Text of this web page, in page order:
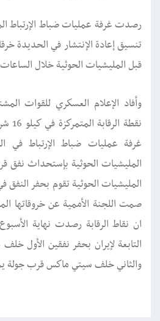
رصدت غرفة عمليات ضباط الإرتباط
تنسيق إعادة الإنتشار في الحديدة
قبل المليشيات الحوثية خلال
وأفاد الإعلام العسكري للقوات
نقطة
غرفة عمليات ضباط الإرتباط في
المليشيات الحوثية بإستحداث نفق
المليشيات الحوثية تقوم بحفر
صمت اللجنة الأممية عن خروقاتها
ان نقاط الرقابة رصدت نهاية
التابعة لإيران بحفر نفقين الأول
والثاني خلف سيتي ماكس قرب جولة